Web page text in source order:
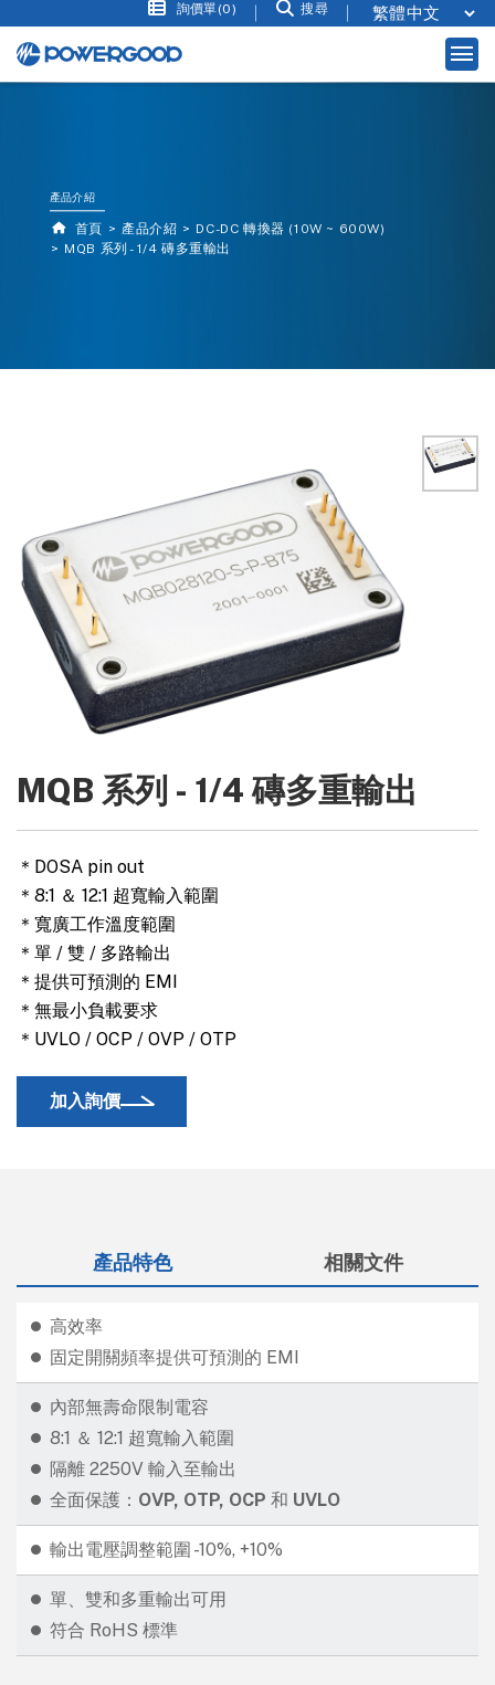
詢價單(0) 搜尋
產品介紹
首頁 產品介紹
DC-DC 轉換器 (10W ~ 600W)
MQB 系列 - 1/4 磚多重輸出
MQB 系列 - 1/4 磚多重輸出
＊DOSA pin out
＊8:1 ＆ 12:1 超寬輸入範圍
＊寬廣工作溫度範圍
＊單 / 雙 / 多路輸出
＊提供可預測的 EMI
＊無最小負載要求
＊UVLO / OCP / OVP / OTP
加入詢價
產品特色 相關文件
高效率
固定開關頻率提供可預測的 EMI
內部無壽命限制電容
8:1 ＆ 12:1 超寬輸入範圍
隔離 2250V 輸入至輸出
全面保護： OVP, OTP, OCP 和 UVLO
輸出電壓調整範圍 -10%, +10%
單、雙和多重輸出可用
符合 RoHS 標準